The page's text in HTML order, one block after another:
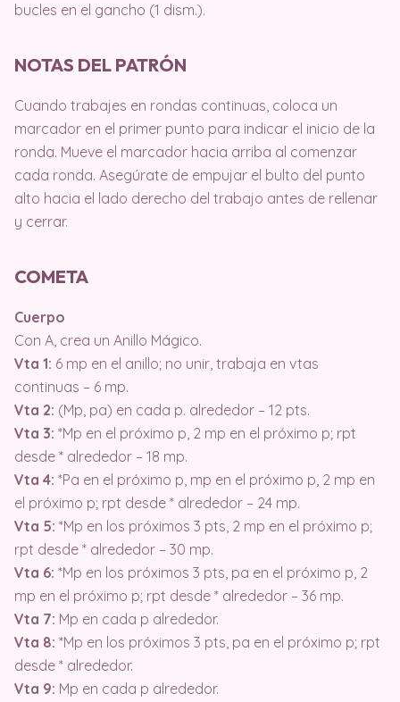
bucles en el gancho (1 dism.).
NOTAS DEL PATRÓN
Cuando trabajes en rondas continuas, coloca un
marcador en el primer punto para indicar el inicio de la
ronda. Mueve el marcador hacia arriba al comenzar
cada ronda. Asegúrate de empujar el bulto del punto
alto hacia el lado derecho del trabajo antes de rellenar
y cerrar.
COMETA
Cuerpo
Con A, crea un Anillo Mágico.
Vta 1: 6 mp en el anillo; no unir, trabaja en vtas
continuas – 6 mp.
Vta 2: (Mp, pa) en cada p. alrededor – 12 pts.
Vta 3: *Mp en el próximo p, 2 mp en el próximo p; rpt
desde * alrededor – 18 mp.
Vta 4: *Pa en el próximo p, mp en el próximo p, 2 mp en
el próximo p; rpt desde * alrededor – 24 mp.
Vta 5: *Mp en los próximos 3 pts, 2 mp en el próximo p;
rpt desde * alrededor – 30 mp.
Vta 6: *Mp en los próximos 3 pts, pa en el próximo p, 2
mp en el próximo p; rpt desde * alrededor – 36 mp.
Vta 7: Mp en cada p alrededor.
Vta 8: *Mp en los próximos 3 pts, pa en el próximo p; rpt
desde * alrededor.
Vta 9: Mp en cada p alrededor.